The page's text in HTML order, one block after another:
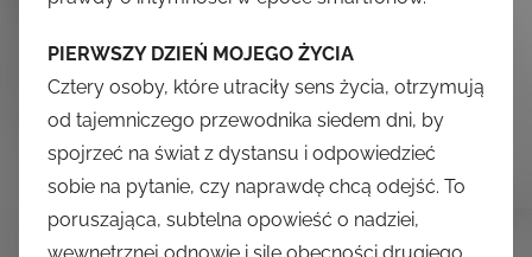
PIERWSZY DZIEŃ MOJEGO ŻYCIA
Cztery osoby, które utraciły sens życia, otrzymują
od tajemniczego przewodnika siedem dni, by
spojrzeć na świat z dystansu i odpowiedzieć
sobie na pytanie, czy naprawdę chcą odejść. To
poruszająca, subtelna opowieść o nadziei,